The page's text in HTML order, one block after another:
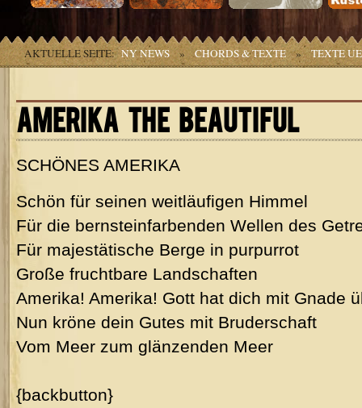
AKTUELLE SEITE: NY NEWS » CHORDS & TEXTE » TEXTE
AMERIKA THE BEAUTIFUL
SCHÖNES AMERIKA
Schön für seinen weitläufigen Himmel
Für die bernsteinfarbenden Wellen des
Für majestätische Berge in purpurrot
Große fruchtbare Landschaften
Amerika! Amerika! Gott hat dich mit Gnade
Nun kröne dein Gutes mit Bruderschaft
Vom Meer zum glänzenden Meer
{backbutton}